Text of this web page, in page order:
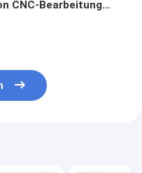
CNC-Bearbeitung